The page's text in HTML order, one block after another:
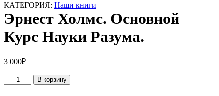
КАТЕГОРИЯ: Наши книги
Эрнест Холмс. Основной
Курс Науки Разума.
3 000₽
Количество
товара
В корзину